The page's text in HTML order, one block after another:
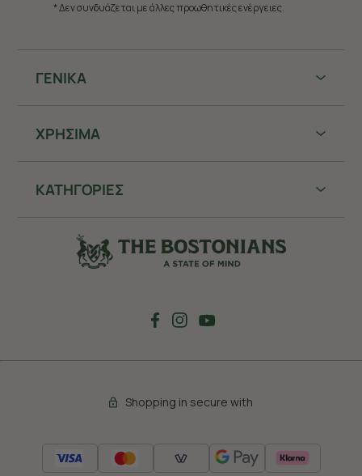
ΓΕΝΙΚΑ
ΧΡHΣΙΜΑ
ΚΑΤΗΓΟΡΙΕΣ
* Δεν συνδυάζεται με άλλες προωθητικές ενέργειες.
Shopping in secure with